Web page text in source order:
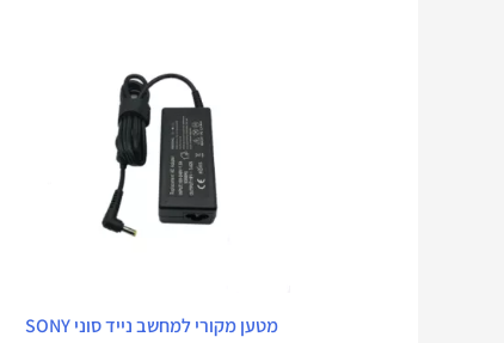
מטען מקורי למחשב נייד סוני SONY